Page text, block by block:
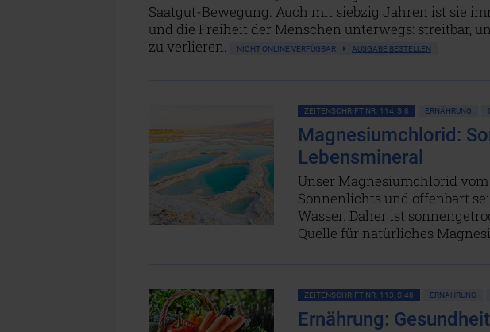
Saatgut-Bewegung. Auch mit siebzig Jahren ist sie
und die Freiheit der Menschen unterwegs: streitbar,
zu verlieren.
NICHT ONLINE VERFÜGBAR AUSGABE BESTELLEN
ZEITENSCHRIFT NR. 114, S.8 ERNÄHRUNG
Magnesiumchlorid:
Lebensmineral
Unser Magnesiumchlorid
Sonnenlichts und offenbart
Wasser. Daher ist
Quelle für natürliches
ZEITENSCHRIFT NR. 113, S.48 ERNÄHRUNG
Ernährung: